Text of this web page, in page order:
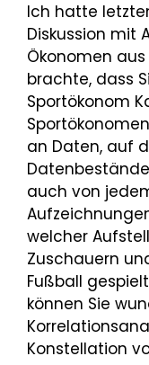
Ich hatte
Diskussion mit
Ökonomen
brachte, dass
Sportökonom
an Daten, auf
auch von
welcher
Zuschauern
Fußball
können Sie
Konstellation